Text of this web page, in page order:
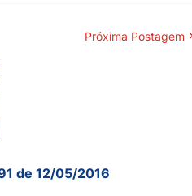
Próxima Postagem
de 12/05/2016